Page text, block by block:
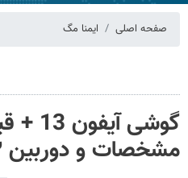
صفحه اصلی ایمنا مگ
گوشی
مشخصات و دوربین iphone ۱۳